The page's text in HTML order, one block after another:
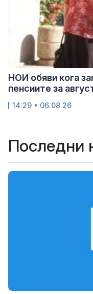
НОИ обяви кога
пенсиите за
14:29 • 06.08.26
Последни